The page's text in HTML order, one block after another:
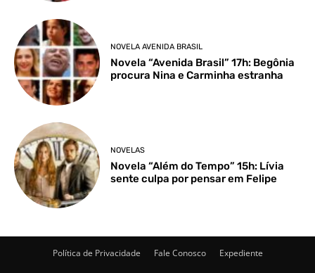
NOVELA AVENIDA BRASIL
Novela “Avenida Brasil” 17h: Begônia
procura Nina e Carminha estranha
NOVELAS
Novela “Além do Tempo” 15h: Lívia
sente culpa por pensar em Felipe
Política de Privacidade Fale Conosco Expediente